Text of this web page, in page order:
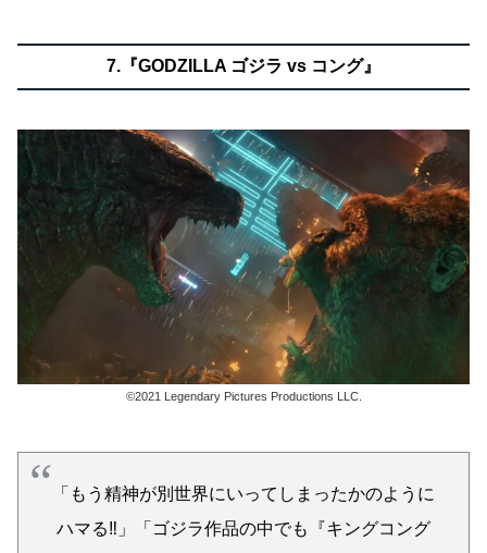
7.『GODZILLA ゴジラ vs コング』
©2021 Legendary Pictures Productions LLC.
「もう精神が別世界にいってしまったかのように
ハマる‼︎」「ゴジラ作品の中でも『キングコング